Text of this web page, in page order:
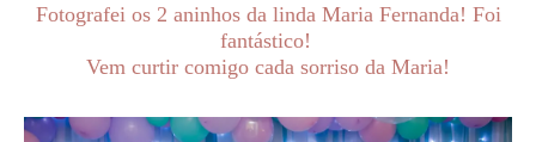
Fotografei os 2 aninhos da linda Maria Fernanda! Foi
fantástico!
Vem curtir comigo cada sorriso da Maria!